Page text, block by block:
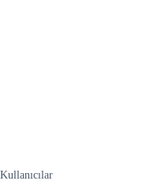
Kullanıcılar